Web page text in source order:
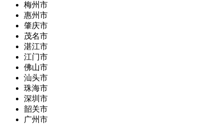
梅州市
惠州市
肇庆市
茂名市
湛江市
江门市
佛山市
汕头市
珠海市
深圳市
韶关市
广州市